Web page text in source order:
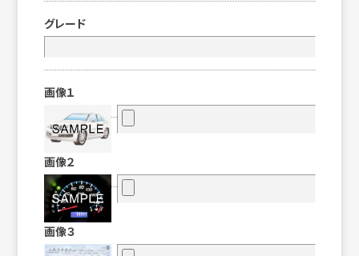
グレード
画像１
画像２
画像３